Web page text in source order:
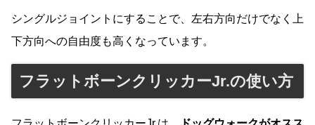
シングルジョイントにすることで、左右方向だけでなく上
下方向への自由度も高くなっています。
フラットボーンクリッカーJr.の使い方